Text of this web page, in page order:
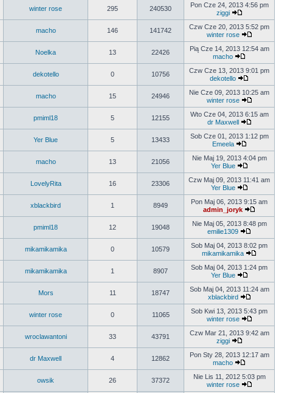
winter rose 295 240530
Pon Cze 24, 2013 4:56 pm
ziggi
macho 146 141742
Czw Cze 20, 2013 5:52 pm
winter rose
Noelka 13 22426
Pią Cze 14, 2013 12:54 am
macho
dekotello 0 10756
Czw Cze 13, 2013 9:01 pm
dekotello
macho 15 24946
Nie Cze 09, 2013 10:25 am
winter rose
pmiml18 5 12155
Wto Cze 04, 2013 6:15 am
dr Maxwell
Yer Blue 5 13433
Sob Cze 01, 2013 1:12 pm
Emeela
macho 13 21056
Nie Maj 19, 2013 4:04 pm
Yer Blue
LovelyRita 16 23306
Czw Maj 09, 2013 11:41 am
Yer Blue
xblackbird 1 8949
Pon Maj 06, 2013 9:15 am
admin_joryk
pmiml18 12 19048
Nie Maj 05, 2013 8:48 pm
emilie1309
mikamikamika 0 10579
Sob Maj 04, 2013 8:02 pm
mikamikamika
mikamikamika 1 8907
Sob Maj 04, 2013 1:24 pm
Yer Blue
Mors 11 18747
Sob Maj 04, 2013 11:24 am
xblackbird
winter rose 0 11065
Sob Kwi 13, 2013 5:43 pm
winter rose
wroclawantoni 33 43791
Czw Mar 21, 2013 9:42 am
ziggi
dr Maxwell 4 12862
Pon Sty 28, 2013 12:17 am
macho
owsik 26 37372
Nie Lis 11, 2012 5:03 pm
winter rose